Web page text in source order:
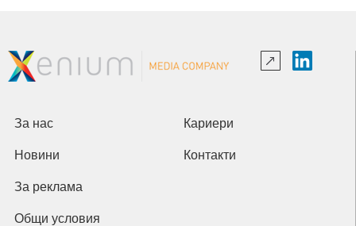
За нас Кариери
Новини Контакти
За реклама
Общи условия